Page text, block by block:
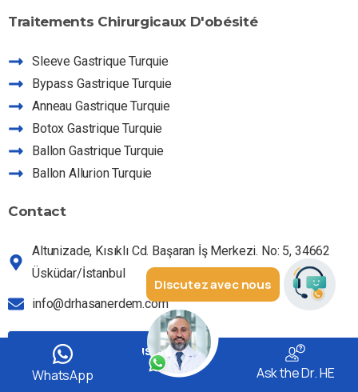
WhatsApp Ask the Dr. HE
Traitements Chirurgicaux D'obésité
Sleeve Gastrique Turquie
Bypass Gastrique Turquie
Anneau Gastrique Turquie
Botox Gastrique Turquie
Ballon Gastrique Turquie
Ballon Allurion Turquie
Contact
Altunizade, Kısıklı Cd. Başaran İş Merkezi. No: 5, 34662
Üsküdar/İstanbul
info@drhasanerdem.com
Contactez-nous
Discutez avec nous